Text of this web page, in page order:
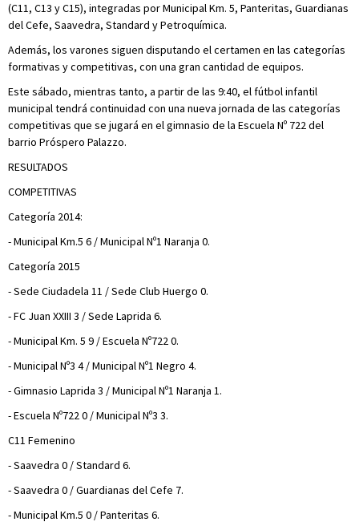
(C11, C13 y C15), integradas por Municipal Km. 5, Panteritas, Guardianas
del Cefe, Saavedra, Standard y Petroquímica.
Además, los varones siguen disputando el certamen en las categorías
formativas y competitivas, con una gran cantidad de equipos.
Este sábado, mientras tanto, a partir de las 9:40, el fútbol infantil
municipal tendrá continuidad con una nueva jornada de las categorías
competitivas que se jugará en el gimnasio de la Escuela Nº 722 del
barrio Próspero Palazzo.
RESULTADOS
COMPETITIVAS
Categoría 2014:
- Municipal Km.5 6 / Municipal Nº1 Naranja 0.
Categoría 2015
- Sede Ciudadela 11 / Sede Club Huergo 0.
- FC Juan XXIII 3 / Sede Laprida 6.
- Municipal Km. 5 9 / Escuela Nº722 0.
- Municipal Nº3 4 / Municipal Nº1 Negro 4.
- Gimnasio Laprida 3 / Municipal Nº1 Naranja 1.
- Escuela Nº722 0 / Municipal Nº3 3.
C11 Femenino
- Saavedra 0 / Standard 6.
- Saavedra 0 / Guardianas del Cefe 7.
- Municipal Km.5 0 / Panteritas 6.